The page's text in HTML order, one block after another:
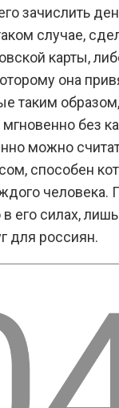
зачислить
случае,
карты,
она
таким образом,
без
можно
способен
человека.
его силах,
для россиян.